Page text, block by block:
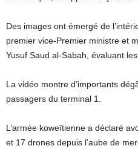
Des images ont émergé de
premier vice-Premier ministre et
Yusuf Saud al-Sabah, évaluant les
La vidéo montre d’importants
passagers du terminal 1.
L’armée koweïtienne a déclaré
et 17 drones depuis l’aube de